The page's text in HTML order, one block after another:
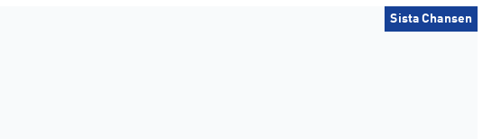
Sista Chansen